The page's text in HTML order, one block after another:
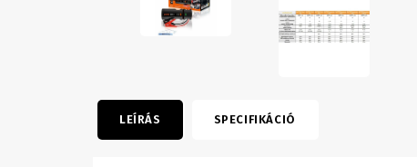
LEÍRÁS SPECIFIKÁCIÓ